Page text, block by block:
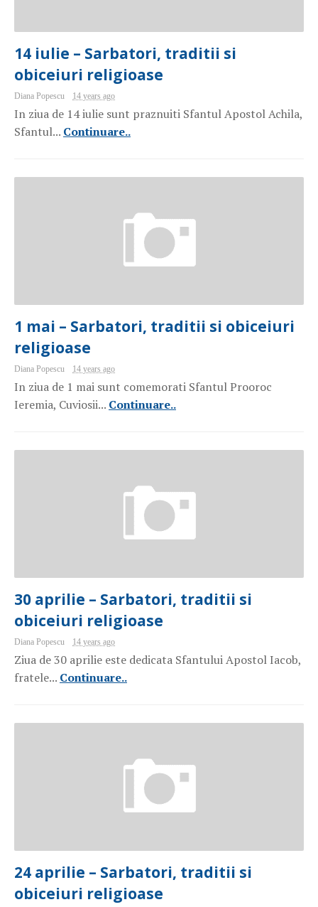
14 iulie – Sarbatori, traditii si
obiceiuri religioase
Diana Popescu 14 years ago
In ziua de 14 iulie sunt praznuiti Sfantul Apostol Achila,
Sfantul... Continuare..
1 mai – Sarbatori, traditii si obiceiuri
religioase
Diana Popescu 14 years ago
In ziua de 1 mai sunt comemorati Sfantul Prooroc
Ieremia, Cuviosii... Continuare..
30 aprilie – Sarbatori, traditii si
obiceiuri religioase
Diana Popescu 14 years ago
Ziua de 30 aprilie este dedicata Sfantului Apostol Iacob,
fratele... Continuare..
24 aprilie – Sarbatori, traditii si
obiceiuri religioase